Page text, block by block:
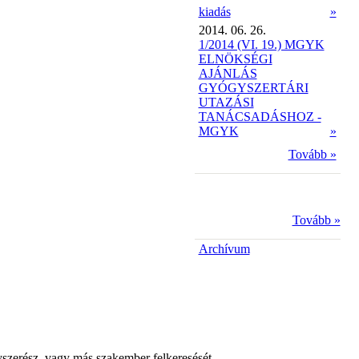
kiadás
»
2014. 06. 26.
1/2014 (VI. 19.) MGYK
ELNÖKSÉGI
AJÁNLÁS
GYÓGYSZERTÁRI
UTAZÁSI
TANÁCSADÁSHOZ -
MGYK
»
Tovább »
Tovább »
Archívum